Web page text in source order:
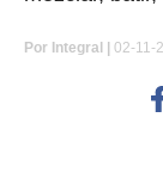
Por Integral | 02-11-